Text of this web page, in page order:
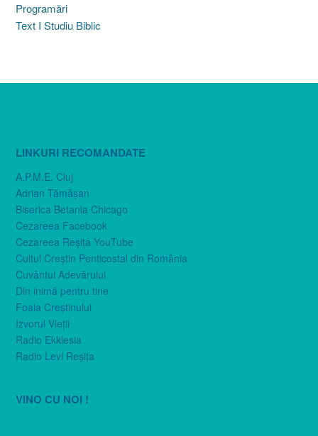
Programări
Text I Studiu Biblic
LINKURI RECOMANDATE
A.P.M.E. Cluj
Adrian Tămăşan
Biserica Betania Chicago
Cezareea Facebook
Cezareea Reşiţa YouTube
Cultul Creştin Penticostal din România
Cuvântul Adevărului
Din inimă pentru tine
Foaia Creştinului
Izvorul Vieţii
Radio Ekklesia
Radio Levi Reşiţa
VINO CU NOI !